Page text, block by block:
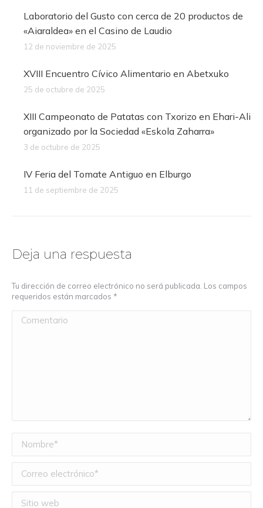
Laboratorio del Gusto con cerca de 20 productos de
«Aiaraldea» en el Casino de Laudio
12 de noviembre de 2025
XVIII Encuentro Cívico Alimentario en Abetxuko
25 de octubre de 2025
XIII Campeonato de Patatas con Txorizo en Ehari-Ali
organizado por la Sociedad «Eskola Zaharra»
3 de octubre de 2025
IV Feria del Tomate Antiguo en Elburgo
11 de septiembre de 2025
Deja una respuesta
Tu dirección de correo electrónico no será publicada. Los campos
requeridos están marcados *
Comentario
Nombre *
Correo electrónico *
Sitio web